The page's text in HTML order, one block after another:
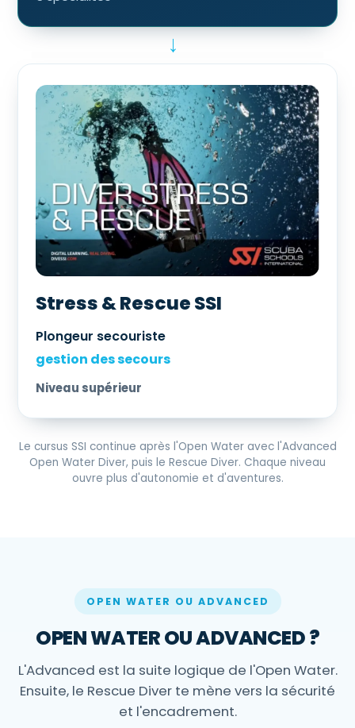
→
Stress & Rescue SSI
Plongeur secouriste
gestion des secours
Niveau supérieur
Le cursus SSI continue après l'Open Water avec l'Advanced
Open Water Diver, puis le Rescue Diver. Chaque niveau
ouvre plus d'autonomie et d'aventures.
OPEN WATER OU ADVANCED
OPEN WATER OU ADVANCED ?
L'Advanced est la suite logique de l'Open Water.
Ensuite, le Rescue Diver te mène vers la sécurité
et l'encadrement.